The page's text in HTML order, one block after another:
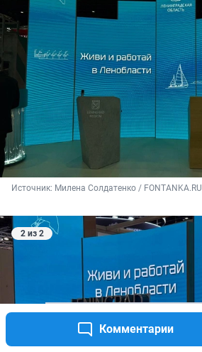
Комментарии
Источник: Милена Солдатенко / FONTANKA.RU
2 из 2